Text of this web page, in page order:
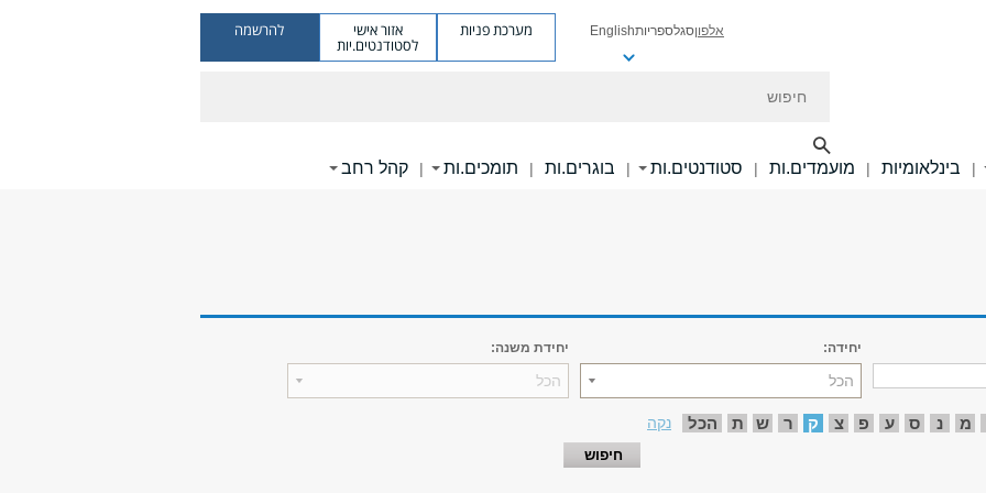
אלפוןסגלספריותEnglish מערכת פניות אזור אישי
לסטודנטים.יות
להרשמה
| בינלאומיות | מועמדים.ות | סטודנטים.ות | בוגרים.ות | תומכים.ות | קהל רחב
יחידה:
הכל
יחידת משנה:
הכל
מ נ ס ע פ צ ק ר ש ת הכל נקה